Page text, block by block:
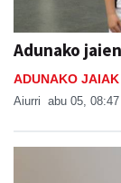
Adunako
ADUNAKO
Aiurri abu 05, 08:47